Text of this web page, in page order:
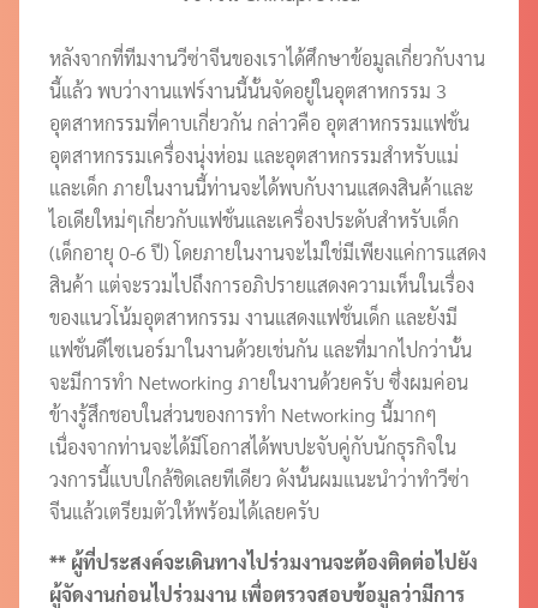
หลังจากที่ทีมงานวีซ่าจีนของเราได้ศึกษาข้อมูลเกี่ยวกับงาน
นี้แล้ว พบว่างานแฟร์งานนี้นั้นจัดอยู่ในอุตสาหกรรม 3
อุตสาหกรรมที่คาบเกี่ยวกัน กล่าวคือ อุตสาหกรรมแฟชั่น
อุตสาหกรรมเครื่องนุ่งห่อม และอุตสาหกรรมสำหรับแม่
และเด็ก ภายในงานนี้ท่านจะได้พบกับงานแสดงสินค้าและ
ไอเดียใหม่ๆเกี่ยวกับแฟชั่นและเครื่องประดับสำหรับเด็ก
(เด็กอายุ 0-6 ปี) โดยภายในงานจะไม่ใช่มีเพียงแค่การแสดง
สินค้า แต่จะรวมไปถึงการอภิปรายแสดงความเห็นในเรื่อง
ของแนวโน้มอุตสาหกรรม งานแสดงแฟชั่นเด็ก และยังมี
แฟชั่นดีไซเนอร์มาในงานด้วยเช่นกัน และที่มากไปกว่านั้น
จะมีการทำ Networking ภายในงานด้วยครับ ซึ่งผมค่อน
ข้างรู้สึกชอบในส่วนของการทำ Networking นี้มากๆ
เนื่องจากท่านจะได้มีโอกาสได้พบปะจับคู่กับนักธุรกิจใน
วงการนี้แบบใกล้ชิดเลยทีเดียว ดังนั้นผมแนะนำว่าทำวีซ่า
จีนแล้วเตรียมตัวให้พร้อมได้เลยครับ
** ผู้ที่ประสงค์จะเดินทางไปร่วมงานจะต้องติดต่อไปยัง
ผู้จัดงานก่อนไปร่วมงาน เพื่อตรวจสอบข้อมูลว่ามีการ